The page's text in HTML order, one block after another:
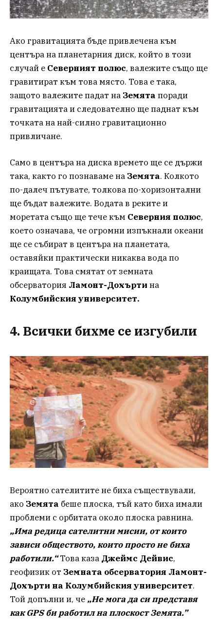
Ако гравитацията бъде привлечена към
центъра на планетарния диск, който в този
случай е Северният полюс, валежите също ще
гравитират към това място. Това е така,
защото валежите падат на Земята поради
гравитацията и следователно ще паднат към
точката на най-силно гравитационно
привличане.
Само в центъра на диска времето ще се държи
така, както го познаваме на Земята. Колкото
по-далеч пътувате, толкова по-хоризонтални
ще бъдат валежите. Водата в реките и
моретата също ще тече към Северния полюс,
което означава, че огромни изпъкнали океани
ще се събират в центъра на планетата,
оставяйки практически никаква вода по
краищата. Това смятат от земната
обсерватория Ламонт-Дохърти на
Колумбийския университет.
4. Всички бихме се изгубили
Вероятно сателитите не биха съществували,
ако Земята беше плоска, тъй като биха имали
проблеми с орбитата около плоска равнина.
„Има редица сателитни мисии, от които
зависи обществото, които просто не биха
работили.“Това каза Джеймс Дейвис,
геофизик от Земната обсерватория Ламонт-
Дохърти на Колумбийския университет.
Той допълни и, че „Не мога да си представя
как GPS би работил на плоскост Земята.”